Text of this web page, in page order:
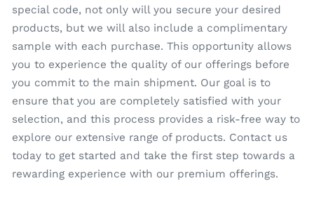
special code, not only will you secure your desired
products, but we will also include a complimentary
sample with each purchase. This opportunity allows
you to experience the quality of our offerings before
you commit to the main shipment. Our goal is to
ensure that you are completely satisfied with your
selection, and this process provides a risk-free way to
explore our extensive range of products. Contact us
today to get started and take the first step towards a
rewarding experience with our premium offerings.